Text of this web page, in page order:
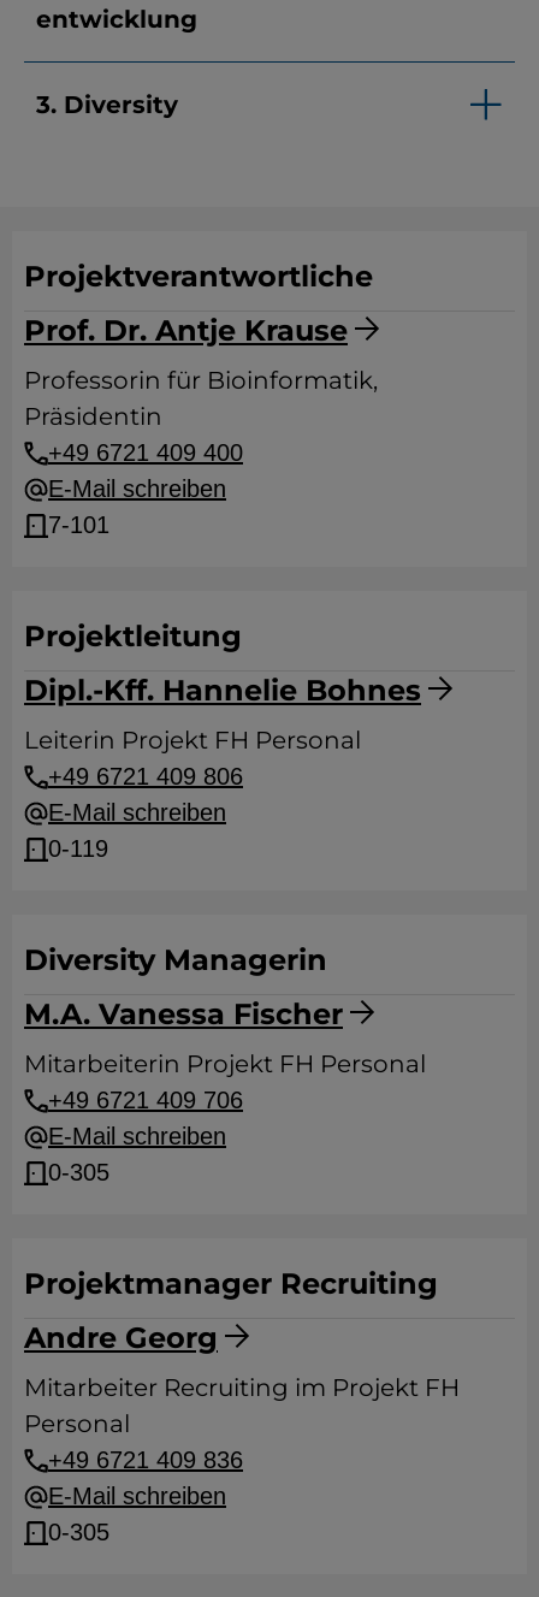
entwicklung
3. Diversity
Prof. Dr. Antje Krause
Projektverantwortliche
Professorin für Bioinformatik,
Präsidentin
+49 6721 409 400
E-Mail schreiben
7-101
Dipl.-Kff. Hannelie Bohnes
Projektleitung
Leiterin Projekt FH Personal
+49 6721 409 806
E-Mail schreiben
0-119
M.A. Vanessa Fischer
Diversity Managerin
Mitarbeiterin Projekt FH Personal
+49 6721 409 706
E-Mail schreiben
0-305
Andre Georg
Projektmanager Recruiting
Mitarbeiter Recruiting im Projekt FH
Personal
+49 6721 409 836
E-Mail schreiben
0-305